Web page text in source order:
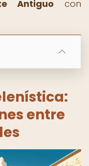
Antiguo con
entre